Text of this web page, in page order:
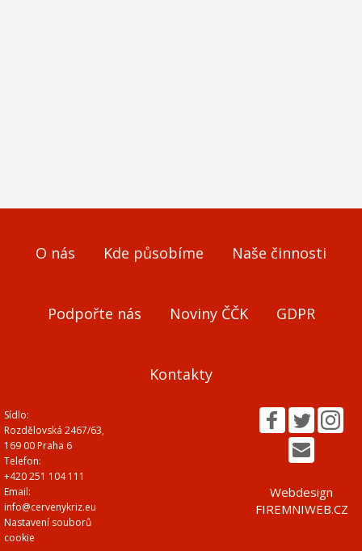
O nás Kde působíme Naše činnosti
Podpořte nás Noviny ČČK GDPR
Kontakty
Sídlo:
Rozdělovská 2467/63,
169 00 Praha 6
Telefon:
+420 251 104 111
Email:
info@cervenykriz.eu
Nastavení souborů
cookie
Webdesign
FIREMNIWEB.CZ